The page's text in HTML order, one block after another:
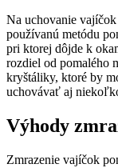
Na uchovanie
používanú metódu
pri ktorej dôjde k
rozdiel od pomalého
kryštáliky, ktoré by
uchovávať aj
Výhody
Zmrazenie vajíčok